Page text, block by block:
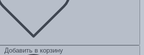
Добавить в корзину